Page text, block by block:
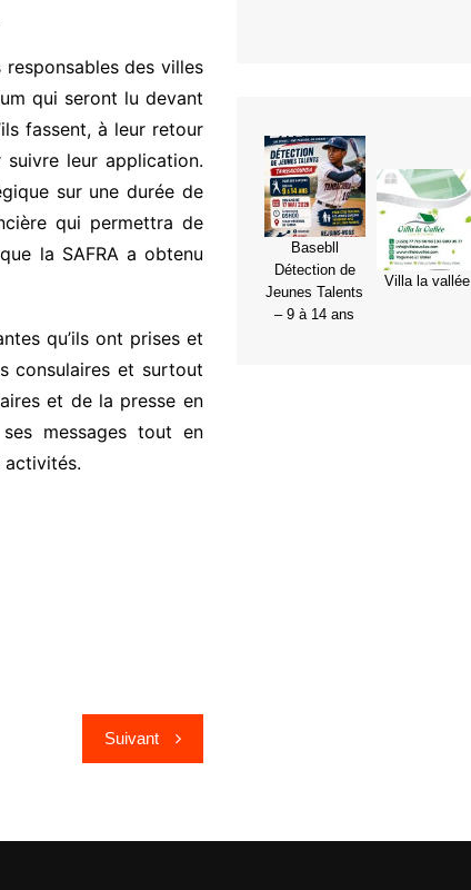
des villes
qui seront lu devant
fassent, à leur retour
leur application.
sur une durée de
qui permettra de
la SAFRA a obtenu
qu’ils ont prises et
consulaires et surtout
et de la presse en
messages tout en
activités.
Suivant
Basebll
Détection de
Jeunes Talents
– 9 à 14 ans
Villa la vallée